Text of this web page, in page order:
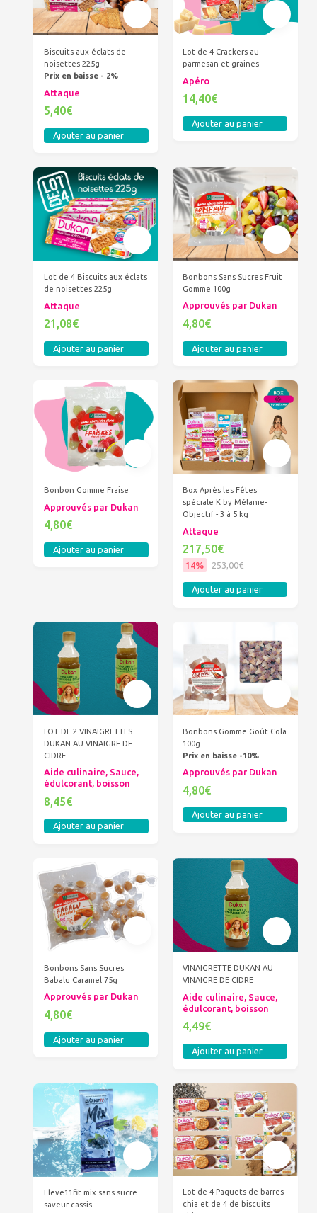
Biscuits aux éclats de
noisettes 225g
Prix en baisse - 2%
Attaque
5,40€
Ajouter au panier
Lot de 4 Crackers au
parmesan et graines
Apéro
14,40€
Ajouter au panier
Lot de 4 Biscuits aux éclats
de noisettes 225g
Attaque
21,08€
Ajouter au panier
Bonbons Sans Sucres Fruit
Gomme 100g
Approuvés par Dukan
4,80€
Ajouter au panier
Bonbon Gomme Fraise
Approuvés par Dukan
4,80€
Ajouter au panier
Box Après les Fêtes
spéciale K by Mélanie-
Objectif - 3 à 5 kg
Attaque
217,50€
14% 253,00€
Ajouter au panier
LOT DE 2 VINAIGRETTES
DUKAN AU VINAIGRE DE
CIDRE
Aide culinaire, Sauce,
édulcorant, boisson
8,45€
Ajouter au panier
Bonbons Gomme Goût Cola
100g
Prix en baisse -10%
Approuvés par Dukan
4,80€
Ajouter au panier
Bonbons Sans Sucres
Babalu Caramel 75g
Approuvés par Dukan
4,80€
Ajouter au panier
VINAIGRETTE DUKAN AU
VINAIGRE DE CIDRE
Aide culinaire, Sauce,
édulcorant, boisson
4,49€
Ajouter au panier
Eleve11fit mix sans sucre
saveur cassis
Lot de 4 Paquets de barres
chia et de 4 de biscuits